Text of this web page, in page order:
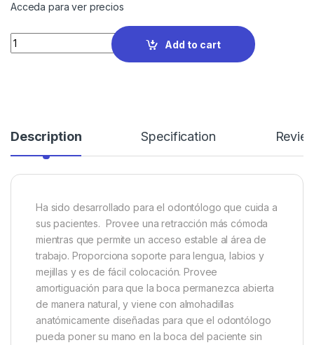
Acceda para ver precios
Quantity
Add to cart
Description Specification
Ha sido desarrollado para el odontólogo que cuida a
sus pacientes. Provee una retracción más cómoda
mientras que permite un acceso estable al área de
trabajo. Proporciona soporte para lengua, labios y
mejillas y es de fácil colocación. Provee
amortiguación para que la boca permanezca abierta
de manera natural, y viene con almohadillas
anatómicamente diseñadas para que el odontólogo
pueda poner su mano en la boca del paciente sin